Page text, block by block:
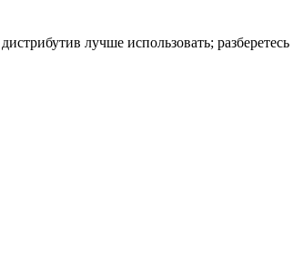
лучше использовать; разберетесь